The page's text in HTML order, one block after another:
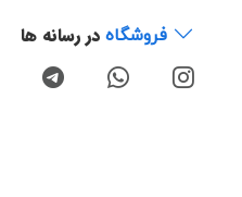
فروشگاه در رسانه ها